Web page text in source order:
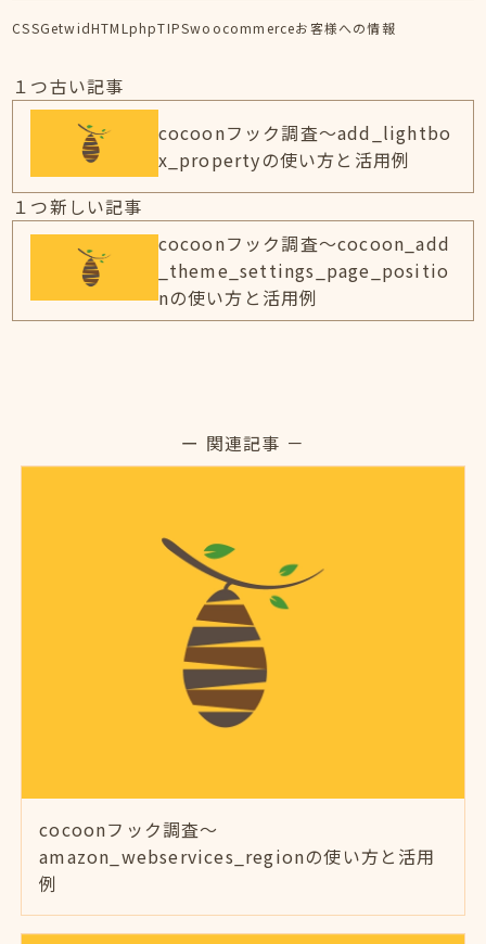
CSSGetwidHTMLphpTIPSwoocommerceお客様への情報
１つ古い記事
cocoonフック調査～add_lightbo
x_propertyの使い方と活用例
１つ新しい記事
cocoonフック調査～cocoon_add
_theme_settings_page_positio
nの使い方と活用例
ー 関連記事 －
cocoonフック調査～
amazon_webservices_regionの使い方と活用
例